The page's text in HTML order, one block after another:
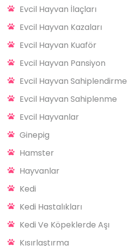
Evcil Hayvan İlaçları
Evcil Hayvan Kazaları
Evcil Hayvan Kuaför
Evcil Hayvan Pansiyon
Evcil Hayvan Sahiplendirme
Evcil Hayvan Sahiplenme
Evcil Hayvanlar
Ginepig
Hamster
Hayvanlar
Kedi
Kedi Hastalıkları
Kedi Ve Köpeklerde Aşı
Kısırlaştırma